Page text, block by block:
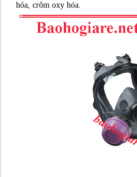
hóa, crôm oxy hóa.